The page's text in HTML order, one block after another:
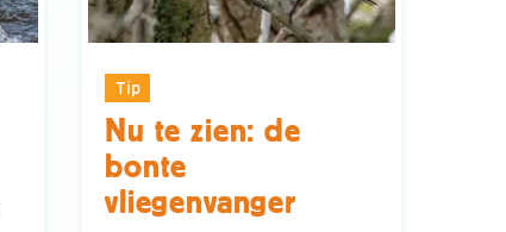
Tip
Nu te zien: de
bonte
vliegenvanger